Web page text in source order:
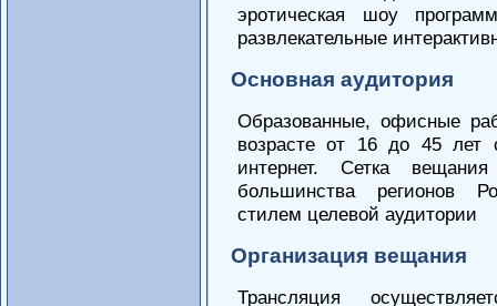
эротическая шоу
развлекательные
Основная аудитория
Образованные, офисные
возрасте от 16 до 45 лет
интернет. Сетка
большинства регионов
стилем целевой аудитории
Организация вещания
Трансляция